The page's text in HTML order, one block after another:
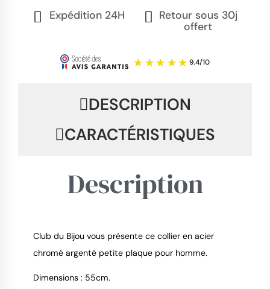
Expédition 24H
Retour sous 30j
offert
DESCRIPTION
CARACTÉRISTIQUES
Description
Club du Bijou vous présente ce collier en acier
chromé argenté petite plaque pour homme.
Dimensions : 55cm.